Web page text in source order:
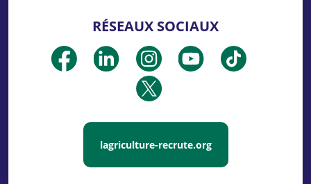
RÉSEAUX SOCIAUX
lagriculture-recrute.org